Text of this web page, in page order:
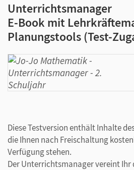
Unterrichtsmanager
E-Book mit
Planungstools (Test-
Diese Testversion enthält Inhalte
die Ihnen nach Freischaltung
Verfügung stehen.
Der Unterrichtsmanager vereint